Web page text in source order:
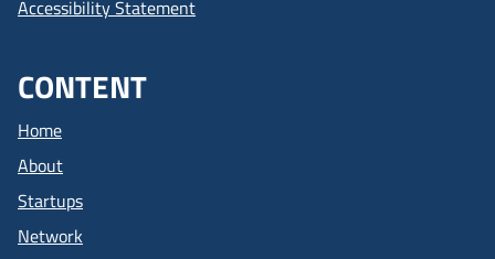
Accessibility Statement
CONTENT
Home
About
Startups
Network